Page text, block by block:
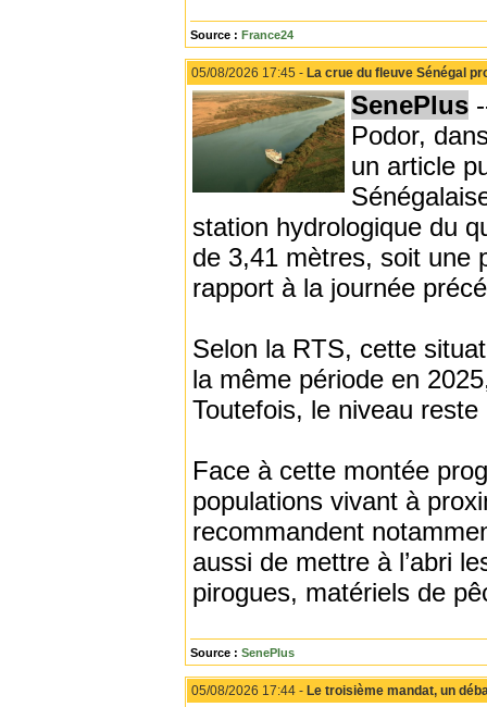
Source : France24
05/08/2026 17:45 - La crue du fleuve Sénégal
SenePlus
Podor,
un article
station hydrologique du
de 3,41 mètres, soit une
rapport à la journée
Selon la RTS, cette
la même période en
Toutefois, le niveau
Face à cette montée
populations vivant à
recommandent
aussi de mettre à l’abri
pirogues, matériels de
Source : SenePlus
05/08/2026 17:44 - Le troisième mandat, un